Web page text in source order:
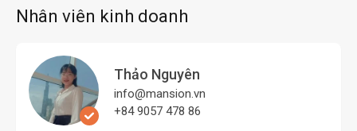
Nhân viên kinh doanh
Thảo Nguyên
info@mansion.vn
+84 9057 478 86